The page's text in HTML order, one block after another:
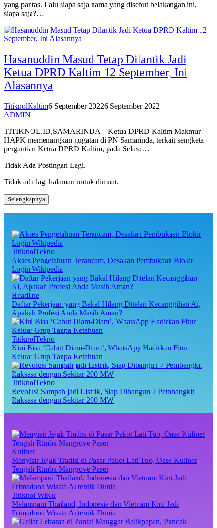
yang pantas. Lalu siapa saja nama yang disebut belakangan ini,
siapa saja?…
Hasanuddin Masud Tetap Dilantik Jadi
Ketua DPRD Kaltim 12 September, Ini
Alasannya
TitiknolKaltim6 September 20226 September 2022
ADMIN
TITIKNOL.ID,SAMARINDA – Ketua DPRD Kaltim Makmur
HAPK memenangkan gugatan di PN Samarinda, terkait sengketa
pergantian Ketua DPRD Kaltim, pada Selasa…
Tidak Ada Postingan Lagi.
Tidak ada lagi halaman untuk dimuat.
Selengkapnya
TitiknolTekno
Akses Pengetahuan Terancam, Desakan Pembukaan Blokir
Login Wikipedia
Headline
Daftar Pekerjaan yang Bakal Hilang Ditelan Kecanggihan Ai,
Apakah Profesi Anda Masih Aman?
TitiknolTekno
Kini Bisa ‘Cabut Diam-Diam’, WhatsApp Hadirkan Fitur
Keluar Grup Tanpa Ketahuan
TitiknolTekno
Revolusi Sampah jadi Listrik, Siap Dibangun 7 Pembangkit
Raksasa dengan Sekitar 200 MW
Kuliner
Menyisir Jejak Tradisi di Pasar Pakot Lati Tuo, Oase Kuliner
Tengah Rimba Mangrove Paser
Titiknol WiKu
Melampaui Thailand, Indonesia dan Vietnam Kini Jadi
Primadona Wisata Autentik Dunia